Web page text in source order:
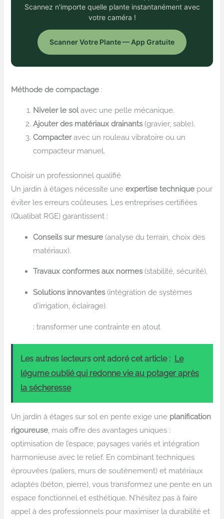
Scannez n'importe quelle plante instantanément avec
votre caméra !
Scanner Votre Plante — App Gratuite
Méthode de compactage :
Niveler le solavec une pelle mécanique.
Ajouter des matériaux drainants(gravier, sable).
Compacteravec un rouleau vibratoire ou un
compacteur manuel.
Choisir un professionnel qualifié
Un jardin à étages nécessite uneexpertise technique pour
éviter les erreurs coûteuses. Les entreprises certifiées
(Qualibat RGE) garantissent :
Conseils sur mesure (analyse du terrain, choix des
matériaux).
Travaux conformes aux normes(stabilité, sécurité).
Solutions innovantes(intégration de systèmes
d’irrigation, éclairage).
: transformer une contrainte en atout
Les autres lecteurs ont adoré cet article : Le
légume oublié qui redonne vie au potager après
la sécheresse
Un jardin à étages sur sol en pente exige une planification
rigoureuse , mais offre des avantages uniques :
optimisation de l’espace, paysages variés et intégration
harmonieuse avec le relief. En combinant techniques
éprouvées (paliers, murs de soutènement) et matériaux
adaptés (béton, pierre), vous transformez une pente en un
espace fonctionnel et esthétique. N’hésitez pas à faire
appel à des professionnels pour maximiser la durabilité et